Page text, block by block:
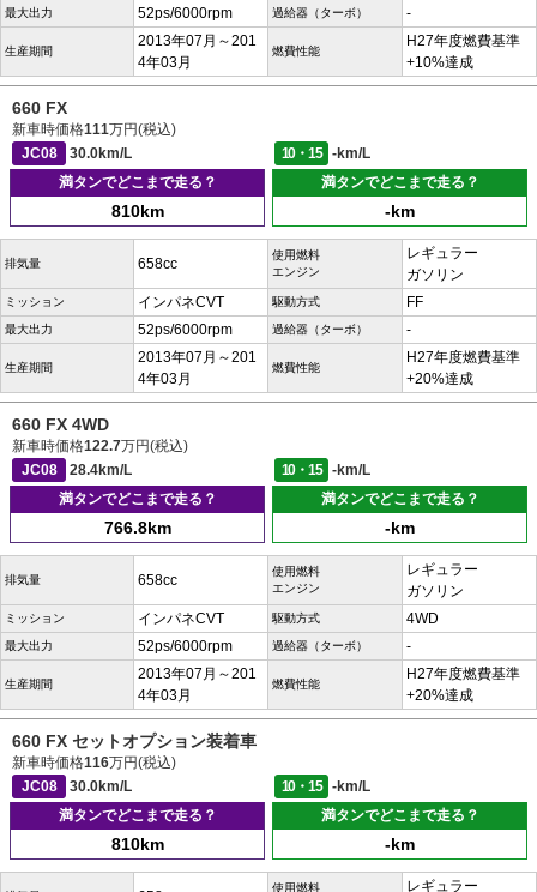
最大出力 52ps/6000rpm 過給器（ターボ） -
生産期間
2013年07月～201
4年03月
燃費性能
H27年度燃費基準
+10%達成
660 FX
新車時価格111万円(税込)
JC08
30.0km/L 10・15
-km/L
満タンでどこまで走る？
810km
満タンでどこまで走る？
-km
排気量 658cc
使用燃料
エンジン
レギュラー
ガソリン
ミッション インパネCVT 駆動方式 FF
最大出力 52ps/6000rpm 過給器（ターボ） -
生産期間
2013年07月～201
4年03月
燃費性能
H27年度燃費基準
+20%達成
660 FX 4WD
新車時価格122.7万円(税込)
JC08
28.4km/L 10・15
-km/L
満タンでどこまで走る？
766.8km
満タンでどこまで走る？
-km
排気量 658cc
使用燃料
エンジン
レギュラー
ガソリン
ミッション インパネCVT 駆動方式 4WD
最大出力 52ps/6000rpm 過給器（ターボ） -
生産期間
2013年07月～201
4年03月
燃費性能
H27年度燃費基準
+20%達成
660 FX セットオプション装着車
新車時価格116万円(税込)
JC08
30.0km/L 10・15
-km/L
満タンでどこまで走る？
810km
満タンでどこまで走る？
-km
使用燃料 レギュラー